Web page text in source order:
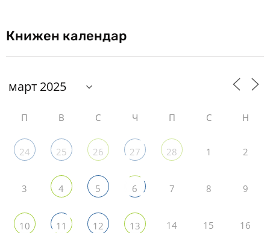
Книжен календар
П В С Ч П С Н
24 25 26 27 28 1 2
3 4 5 6 7 8 9
10 11 12 13 14 15 16